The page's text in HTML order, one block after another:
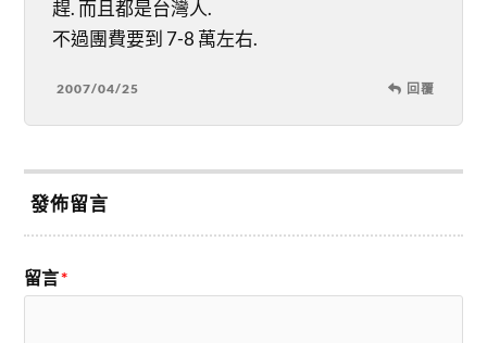
趕. 而且都是台灣人.
不過團費要到 7-8 萬左右.
2007/04/25 回覆
發佈留言
留言*